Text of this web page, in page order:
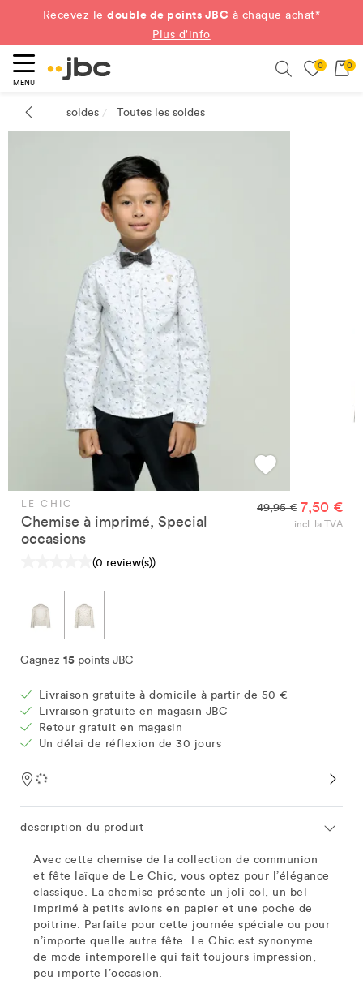
Recevez ledouble de points JBC à chaque achat*
Plus d'info
MENU
0 0
soldes / Toutes les soldes
LE CHIC
Chemise à imprimé, Special
occasions
(0 review(s))
49,95 € 7,50 €
incl. la TVA
Gagnez 15 points JBC
Livraison gratuite à domicile à partir de 50 €
Livraison gratuite en magasin JBC
Retour gratuit en magasin
Un délai de réflexion de 30 jours
Location
description du produit
Avec cette chemise de la collection de communion
et fête laïque de Le Chic, vous optez pour l’élégance
classique. La chemise présente un joli col, un bel
imprimé à petits avions en papier et une poche de
poitrine. Parfaite pour cette journée spéciale ou pour
n’importe quelle autre fête. Le Chic est synonyme
de mode intemporelle qui fait toujours impression,
peu importe l’occasion.